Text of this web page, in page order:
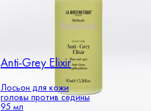
Инновационная
Anti-Grey Elixir
Лосьон для кожи
головы против седины
95 мл